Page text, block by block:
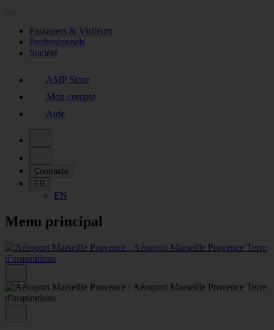
Passagers & Visiteurs
Professionnels
Société
AMP Store
Mon compte
Aide
Contraste
FR
EN
Menu principal